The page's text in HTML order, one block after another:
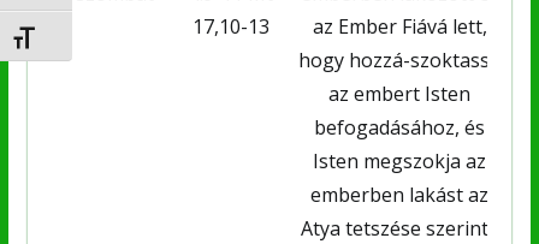
Betűméret váltása
17,10-13
az Ember Fiává lett,
hogy hozzá-szoktassa
az embert Isten
befogadásához, és
Isten megszokja az
emberben lakást az
Atya tetszése szerint.”